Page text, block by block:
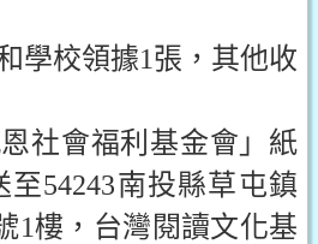
學校領據1張，其他收
社會福利基金會」紙
54243南投縣草屯鎮
1樓，台灣閱讀文化基